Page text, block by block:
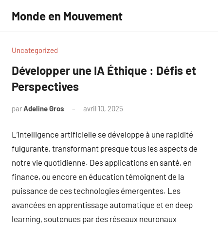
contenu
Monde en Mouvement
Uncategorized
Développer une IA Éthique : Défis et
Perspectives
parAdeline Gros avril 10, 2025
L’intelligence artificielle se développe à une rapidité
fulgurante, transformant presque tous les aspects de
notre vie quotidienne. Des applications en santé, en
finance, ou encore en éducation témoignent de la
puissance de ces technologies émergentes. Les
avancées en apprentissage automatique et en deep
learning, soutenues par des réseaux neuronaux